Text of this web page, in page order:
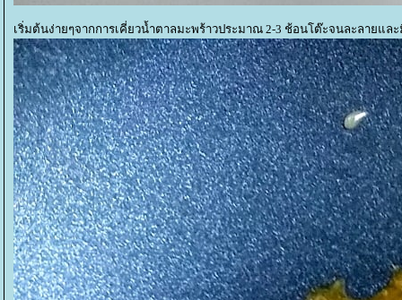
เริ่มต้นง่ายๆจากการเคี่ยวน้ำตาลมะพร้าวประมาณ 2-3 ช้อนโต๊ะจนละลายแล